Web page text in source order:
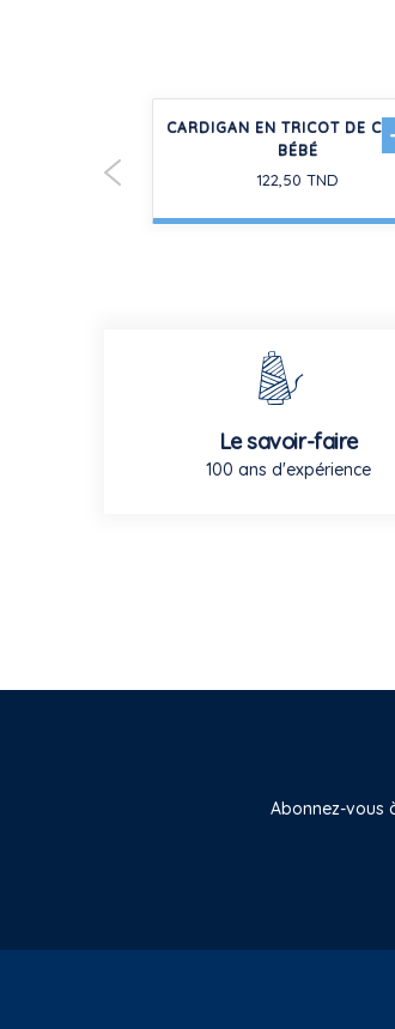
CARDIGAN EN TRICOT DE
BÉBÉ
122,50 TND
Le savoir-faire
100 ans d'expérience
Abonnez-vous